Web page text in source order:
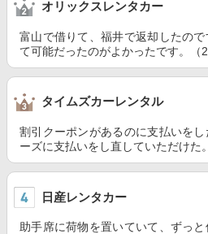
オリックスレンタカー
富山で借りて、福井で返却したの
て可能だったのがよかったです。（
タイムズカーレンタル
割引クーポンがあるのに支払いを
ーズに支払いをし直していただけた
日産レンタカー
助手席に荷物を置いていて、ずっと